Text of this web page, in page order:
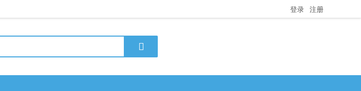
登录 注册